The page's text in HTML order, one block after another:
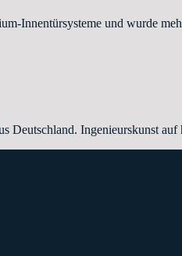
Innentürsysteme und wurde
Ingenieurskunst auf